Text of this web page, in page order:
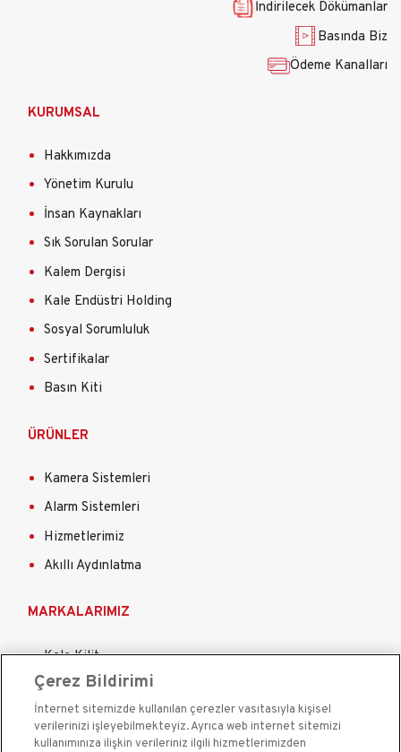
İndirilecek Dökümanlar
Basında Biz
Ödeme Kanalları
KURUMSAL
Hakkımızda
Yönetim Kurulu
İnsan Kaynakları
Sık Sorulan Sorular
Kalem Dergisi
Kale Endüstri Holding
Sosyal Sorumluluk
Sertifikalar
Basın Kiti
ÜRÜNLER
Kamera Sistemleri
Alarm Sistemleri
Hizmetlerimiz
Akıllı Aydınlatma
MARKALARIMIZ
Kale Kilit
Kale Çelik Kapı
Kale Çelik Kasa
Kale Kapı Pencere Sistemleri
Çerez Bildirimi
İnternet sitemizde kullanılan çerezler vasıtasıyla kişisel
verilerinizi işleyebilmekteyiz. Ayrıca web internet sitemizi
kullanımınıza ilişkin verileriniz ilgili hizmetlerimizden